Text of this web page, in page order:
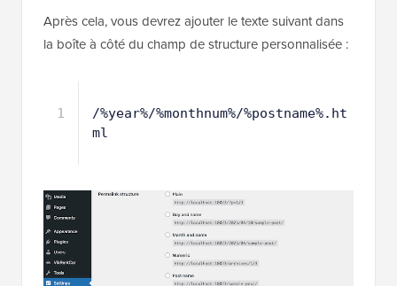
Après cela, vous devrez ajouter le texte suivant dans
la boîte à côté du champ de structure personnalisée :
1
/%year%/%monthnum%/%postname%.ht
ml